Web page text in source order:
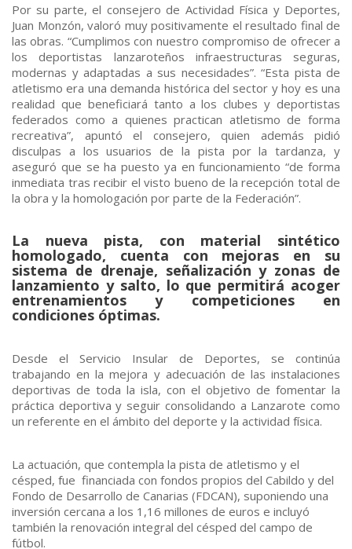
Por su parte, el consejero de Actividad Física y Deportes,
Juan Monzón, valoró muy positivamente el resultado final de
las obras. “Cumplimos con nuestro compromiso de ofrecer a
los deportistas lanzaroteños infraestructuras seguras,
modernas y adaptadas a sus necesidades”. “Esta pista de
atletismo era una demanda histórica del sector y hoy es una
realidad que beneficiará tanto a los clubes y deportistas
federados como a quienes practican atletismo de forma
recreativa”, apuntó el consejero, quien además pidió
disculpas a los usuarios de la pista por la tardanza, y
aseguró que se ha puesto ya en funcionamiento “de forma
inmediata tras recibir el visto bueno de la recepción total de
la obra y la homologación por parte de la Federación”.
La nueva pista, con material sintético
homologado, cuenta con mejoras en su
sistema de drenaje, señalización y zonas de
lanzamiento y salto, lo que permitirá acoger
entrenamientos y competiciones en
condiciones óptimas.
Desde el Servicio Insular de Deportes, se continúa
trabajando en la mejora y adecuación de las instalaciones
deportivas de toda la isla, con el objetivo de fomentar la
práctica deportiva y seguir consolidando a Lanzarote como
un referente en el ámbito del deporte y la actividad física.
La actuación, que contempla la pista de atletismo y el
césped, fue financiada con fondos propios del Cabildo y del
Fondo de Desarrollo de Canarias (FDCAN), suponiendo una
inversión cercana a los 1,16 millones de euros e incluyó
también la renovación integral del césped del campo de
fútbol.